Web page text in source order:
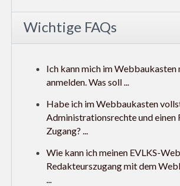
Wichtige FAQs
Ich kann mich im Webbaukasten
anmelden. Was soll ...
Habe ich im Webbaukasten
Administrationsrechte und einen
Zugang? ...
Wie kann ich meinen EVLKS-
Redakteurszugang mit dem
...